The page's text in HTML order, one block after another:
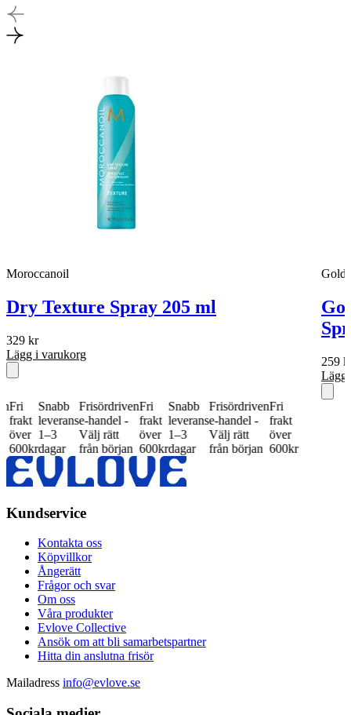
Moroccanoil
Dry Texture Spray 205 ml
329 kr
Lägg i varukorg
259
Lägg
Snabb
leverans
1–3
dagar
Frisördriven
e-handel -
Välj rätt
från början
Fri
frakt
över
600kr
Snabb
leverans
1–3
dagar
Frisördriven
e-handel -
Välj rätt
från början
Fri
frakt
över
600kr
Kundservice
Kontakta oss
Köpvillkor
Ångerätt
Frågor och svar
Om oss
Våra produkter
Evlove Collective
Ansök om att bli samarbetspartner
Hitta din anslutna frisör
Mailadress info@evlove.se